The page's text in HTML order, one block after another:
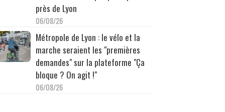
près de Lyon
06/08/26
Métropole de Lyon : le vélo et la
marche seraient les "premières
demandes" sur la plateforme "Ça
bloque ? On agit !"
06/08/26